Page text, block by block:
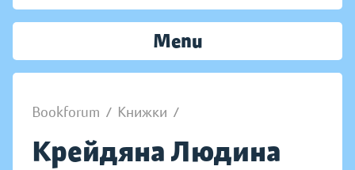
Menu
Bookforum / Книжки /
Крейдяна Людина